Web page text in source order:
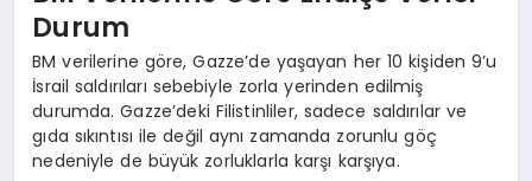
Durum
BM verilerine göre, Gazze’de yaşayan her 10 kişiden 9’u
İsrail saldırıları sebebiyle zorla yerinden edilmiş
durumda. Gazze’deki Filistinliler, sadece saldırılar ve
gıda sıkıntısı ile değil aynı zamanda zorunlu göç
nedeniyle de büyük zorluklarla karşı karşıya.